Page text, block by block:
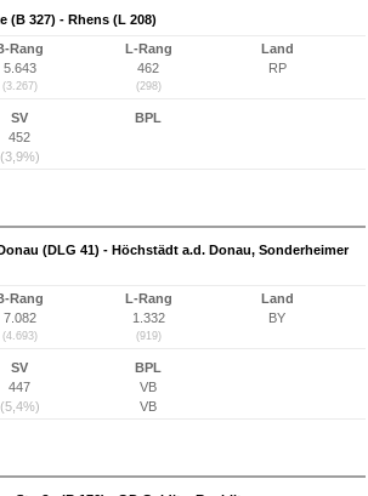
(B 327) - Rhens (L 208)
Rang
5.643
(3.267)
L-Rang
462
(298)
Land
RP
SV
452
(3,9%)
BPL
(DLG 41) - Höchstädt a.d. Donau, Sonderheimer
Rang
7.082
(4.693)
L-Rang
1.332
(919)
Land
BY
SV
447
(5,4%)
BPL
VB
VB